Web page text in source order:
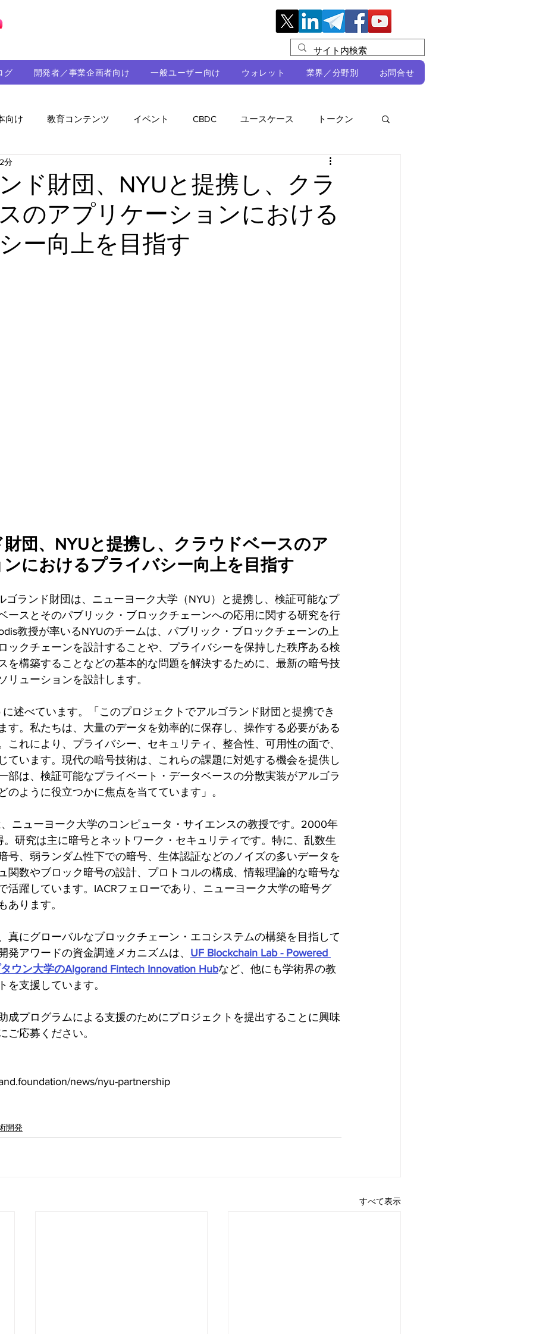
グ 開発者／事業企画者向け 一般ユーザー向け ウォレット 業界／分野別 お問合せ
向け 教育コンテンツ イベント CBDC ユースケース トークン
持続可能性 メルマガ 技術開発 ガバナンス DeFi
ド財団、NYUと提携し、クラ
のアプリケーションにおける
ー向上を目指す
分
団、NYUと提携し、クラウドベースのア
におけるプライバシー向上を目指す
ランド財団は、ニューヨーク大学（NYU）と提携し、検証可能なプ
ースとそのパブリック・ブロックチェーンへの応用に関する研究を行
教授が率いるNYUのチームは、パブリック・ブロックチェーンの上
ックチェーンを設計することや、プライバシーを保持した秩序ある検
を構築することなどの基本的な問題を解決するために、最新の暗号技
リューションを設計します。
述べています。「このプロジェクトでアルゴランド財団と提携でき
す。私たちは、大量のデータを効率的に保存し、操作する必要がある
これにより、プライバシー、セキュリティ、整合性、可用性の面で、
ています。現代の暗号技術は、これらの課題に対処する機会を提供し
部は、検証可能なプライベート・データベースの分散実装がアルゴラ
のように役立つかに焦点を当てています」。
ニューヨーク大学のコンピュータ・サイエンスの教授です。2000年
。研究は主に暗号とネットワーク・セキュリティです。特に、乱数生
号、弱ランダム性下での暗号、生体認証などのノイズの多いデータを
関数やブロック暗号の設計、プロトコルの構成、情報理論的な暗号な
活躍しています。IACRフェローであり、ニューヨーク大学の暗号グ
あります。
真にグローバルなブロックチェーン・エコシステムの構築を目指して
発アワードの資金調達メカニズムは、 UF Blockchain Lab - Powered
ウン大学のAlgorand Fintech Innovation Hubなど、他にも学術界の教
を支援しています。
成プログラムによる支援のためにプロジェクトを提出することに興味
ご応募ください。
news/nyu-partnership
開発
すべて表示